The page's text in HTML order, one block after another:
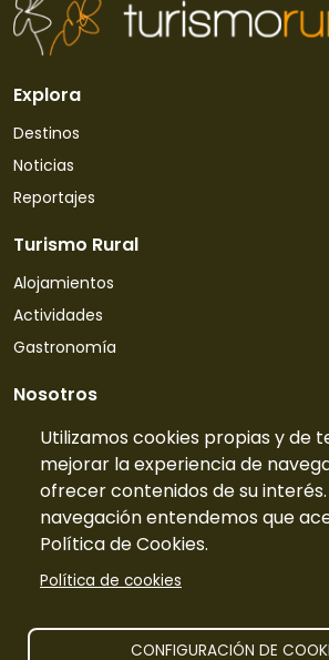
Utilizamos cookies propias y de
mejorar la experiencia de
ofrecer contenidos de su
navegación entendemos que
Política de Cookies.
Política de cookies
CONFIGURACIÓN DE
Explora
Destinos
Noticias
Reportajes
Turismo Rural
Alojamientos
Actividades
Gastronomía
Nosotros
Quiénes somos
Contacto
Tarifas
Preguntas frecuentes
Información